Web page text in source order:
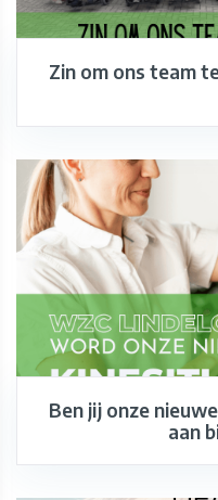
Zin om ons team
Ben jij onze
aan